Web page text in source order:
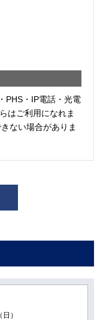
PHS・IP電話・光電
はご利用になれま
ない場合がありま
）